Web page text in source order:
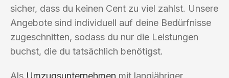
sicher, dass du keinen Cent zu viel zahlst. Unsere
Angebote sind individuell auf deine Bedürfnisse
zugeschnitten, sodass du nur die Leistungen
buchst, die du tatsächlich benötigst.
Als Umzugsunternehmen mit langjähriger